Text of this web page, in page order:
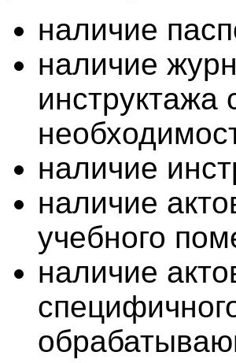
наличие
наличие
инструктажа
наличие
наличие
учебного
наличие